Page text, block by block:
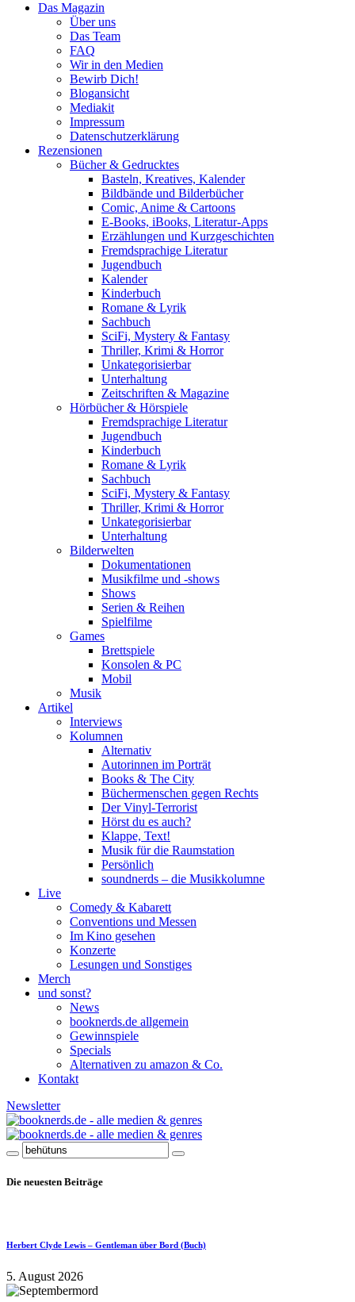
Das Magazin
Über uns
Das Team
FAQ
Wir in den Medien
Bewirb Dich!
Blogansicht
Mediakit
Impressum
Datenschutzerklärung
Rezensionen
Bücher & Gedrucktes
Basteln, Kreatives, Kalender
Bildbände und Bilderbücher
Comic, Anime & Cartoons
E-Books, iBooks, Literatur-Apps
Erzählungen und Kurzgeschichten
Fremdsprachige Literatur
Jugendbuch
Kalender
Kinderbuch
Romane & Lyrik
Sachbuch
SciFi, Mystery & Fantasy
Thriller, Krimi & Horror
Unkategorisierbar
Unterhaltung
Zeitschriften & Magazine
Hörbücher & Hörspiele
Fremdsprachige Literatur
Jugendbuch
Kinderbuch
Romane & Lyrik
Sachbuch
SciFi, Mystery & Fantasy
Thriller, Krimi & Horror
Unkategorisierbar
Unterhaltung
Bilderwelten
Dokumentationen
Musikfilme und -shows
Shows
Serien & Reihen
Spielfilme
Games
Brettspiele
Konsolen & PC
Mobil
Musik
Artikel
Interviews
Kolumnen
Alternativ
Autorinnen im Porträt
Books & The City
Büchermenschen gegen Rechts
Der Vinyl-Terrorist
Hörst du es auch?
Klappe, Text!
Musik für die Raumstation
Persönlich
soundnerds – die Musikkolumne
Live
Comedy & Kabarett
Conventions und Messen
Im Kino gesehen
Konzerte
Lesungen und Sonstiges
Merch
und sonst?
News
booknerds.de allgemein
Gewinnspiele
Specials
Alternativen zu amazon & Co.
Kontakt
Newsletter
Die neuesten Beiträge
Herbert Clyde Lewis – Gentleman über Bord (Buch)
5. August 2026